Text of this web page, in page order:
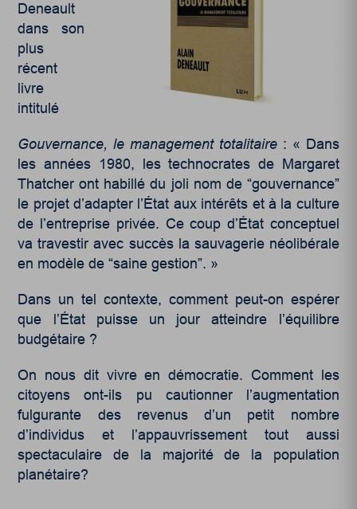
Deneault
dans son
plus
récent
livre
intitulé
Gouvernance, le management totalitaire : « Dans
les années 1980, les technocrates de Margaret
Thatcher ont habillé du joli nom de “gouvernance”
le projet d’adapter l’État aux intérêts et à la culture
de l’entreprise privée. Ce coup d’État conceptuel
va travestir avec succès la sauvagerie néolibérale
en modèle de “saine gestion”. »
Dans un tel contexte, comment peut-on espérer
que l’État puisse un jour atteindre l’équilibre
budgétaire ?
On nous dit vivre en démocratie. Comment les
citoyens ont-ils pu cautionner l’augmentation
fulgurante des revenus d’un petit nombre
d’individus et l’appauvrissement tout aussi
spectaculaire de la majorité de la population
planétaire?